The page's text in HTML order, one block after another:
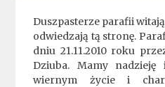
Duszpasterze parafii
odwiedzają tą stronę.
dniu 21.11.2010 roku
Dziuba. Mamy
wiernym życie i